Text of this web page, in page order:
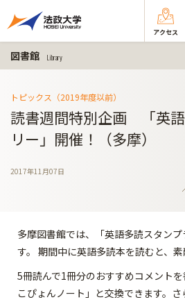
アクセス
図書館 Library
トピックス（2019年度以前）
読書週間特別企画 「英
リー」開催！（多摩）
2017年11月07日
多摩図書館では、「英語多読スタン
す。 期間中に英語多読本を読むと、
5冊読んで1冊分のおすすめコメント
こぴょんノート」と交換できます。